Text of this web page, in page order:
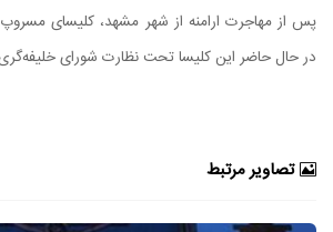
پس از مهاجرت ارامنه از شهر مشهد، کلیسای
در حال حاضر این کلیسا تحت نظارت شورای خلیفه‌گری
تصاویر مرتبط